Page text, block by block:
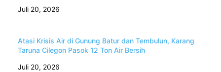
Juli 20, 2026
Atasi Krisis Air di Gunung Batur dan Tembulun, Karang
Taruna Cilegon Pasok 12 Ton Air Bersih
Juli 20, 2026